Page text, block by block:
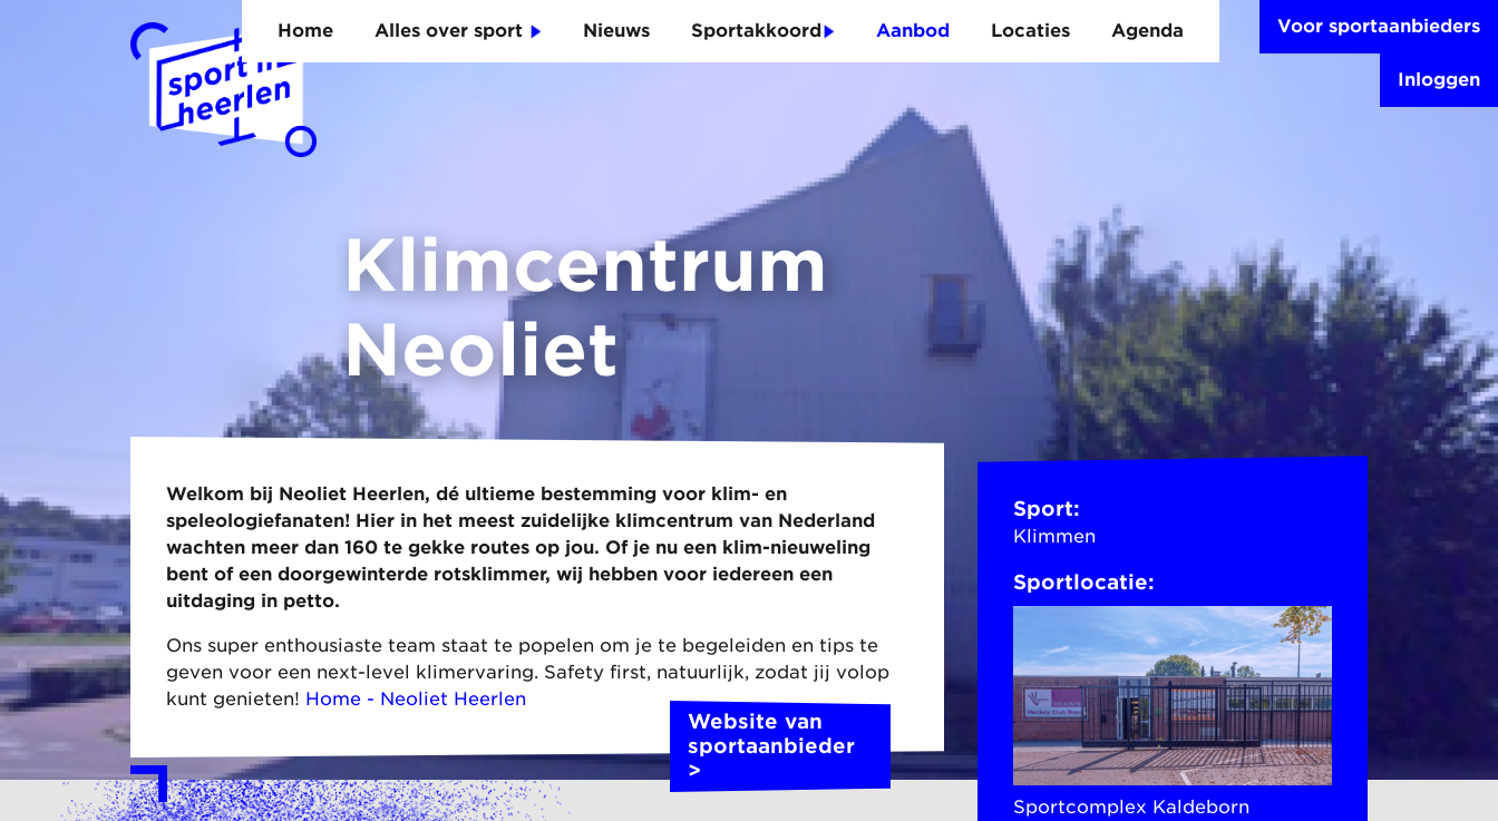
Home Alles over sport Nieuws Sportakkoord Aanbod Locaties Agenda Voor sportaanbieders
Inloggen
Klimcentrum
Neoliet
Welkom bij Neoliet Heerlen, dé ultieme bestemming voor klim- en
speleologiefanaten! Hier in het meest zuidelijke klimcentrum van Nederland
wachten meer dan 160 te gekke routes op jou. Of je nu een klim-nieuweling
bent of een doorgewinterde rotsklimmer, wij hebben voor iedereen een
uitdaging in petto.
Ons super enthousiaste team staat te popelen om je te begeleiden en tips te
geven voor een next-level klimervaring. Safety first, natuurlijk, zodat jij volop
kunt genieten! Home - Neoliet Heerlen
Website van
sportaanbieder
>
Sport:
Klimmen
Sportlocatie:
Sportcomplex Kaldeborn